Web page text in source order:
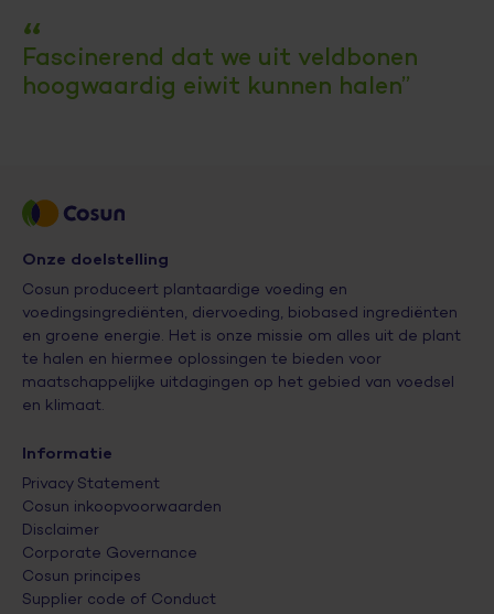
“
Fascinerend dat we uit veldbonen
hoogwaardig eiwit kunnen halen”
Onze doelstelling
Cosun produceert plantaardige voeding en
voedingsingrediënten, diervoeding, biobased ingrediënten
en groene energie. Het is onze missie om alles uit de plant
te halen en hiermee oplossingen te bieden voor
maatschappelijke uitdagingen op het gebied van voedsel
en klimaat.
Informatie
Privacy Statement
Cosun inkoopvoorwaarden
Disclaimer
Corporate Governance
Cosun principes
Supplier code of Conduct